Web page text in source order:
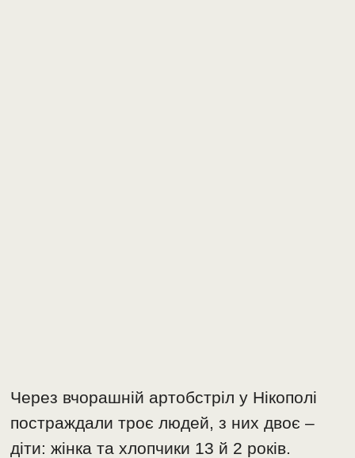
Через вчорашній артобстріл у Нікополі
постраждали троє людей, з них двоє –
діти: жінка та хлопчики 13 й 2 років.